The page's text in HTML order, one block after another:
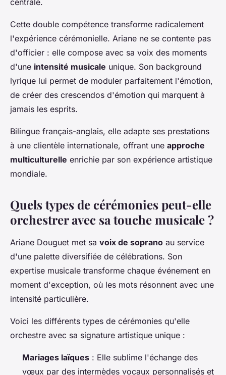
Cette double compétence transforme radicalement
l'expérience cérémonielle. Ariane ne se contente pas
d'officier : elle compose avec sa voix des moments
d'une intensité musicale unique. Son background
lyrique lui permet de moduler parfaitement l'émotion,
de créer des crescendos d'émotion qui marquent à
jamais les esprits.
Bilingue français-anglais, elle adapte ses prestations
à une clientèle internationale, offrant une approche
multiculturelle enrichie par son expérience artistique
mondiale.
Quels types de cérémonies peut-elle
orchestrer avec sa touche musicale ?
Ariane Douguet met sa voix de soprano au service
d'une palette diversifiée de célébrations. Son
expertise musicale transforme chaque événement en
moment d'exception, où les mots résonnent avec une
intensité particulière.
Voici les différents types de cérémonies qu'elle
orchestre avec sa signature artistique unique :
Mariages laïques : Elle sublime l'échange des
vœux par des intermèdes vocaux personnalisés et